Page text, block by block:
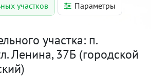
участков Параметры
участка: п.
Ленина, 37Б (городской